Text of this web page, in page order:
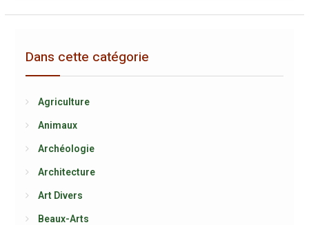
Dans cette catégorie
Agriculture
Animaux
Archéologie
Architecture
Art Divers
Beaux-Arts